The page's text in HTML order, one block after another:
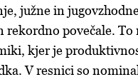
južne in
rekordno povečale. To
kjer je
V resnici so